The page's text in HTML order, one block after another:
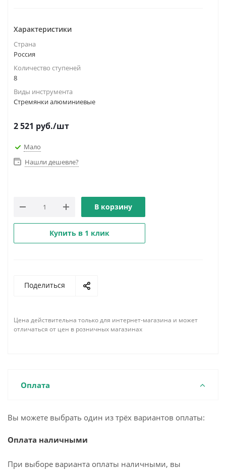
Характеристики
Страна
Россия
Количество ступеней
8
Виды инструмента
Стремянки алюминиевые
2 521 руб./шт
Мало
Нашли дешевле?
В корзину
Купить в 1 клик
Поделиться
Цена действительна только для интернет-магазина и может
отличаться от цен в розничных магазинах
Оплата
Вы можете выбрать один из трёх вариантов оплаты:
Оплата наличными
При выборе варианта оплаты наличными, вы